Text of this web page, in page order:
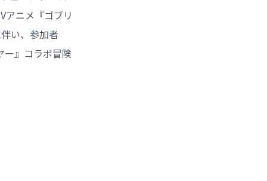
アニメ『ゴブリ
い、参加者
ー』コラボ冒険